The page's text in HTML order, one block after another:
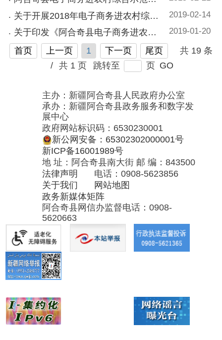
主办：新疆阿合奇县人民政府办公室
承办：新疆阿合奇县政务服务和数字发
政府网站标识码：6530230001
新公网安备：65302302000001号
新ICP备16001989号
法律声明 电话：0908-5623856
关于我们
网站地图
政务新媒体矩阵
阿合奇县网信办监督电话：0908-
5620663